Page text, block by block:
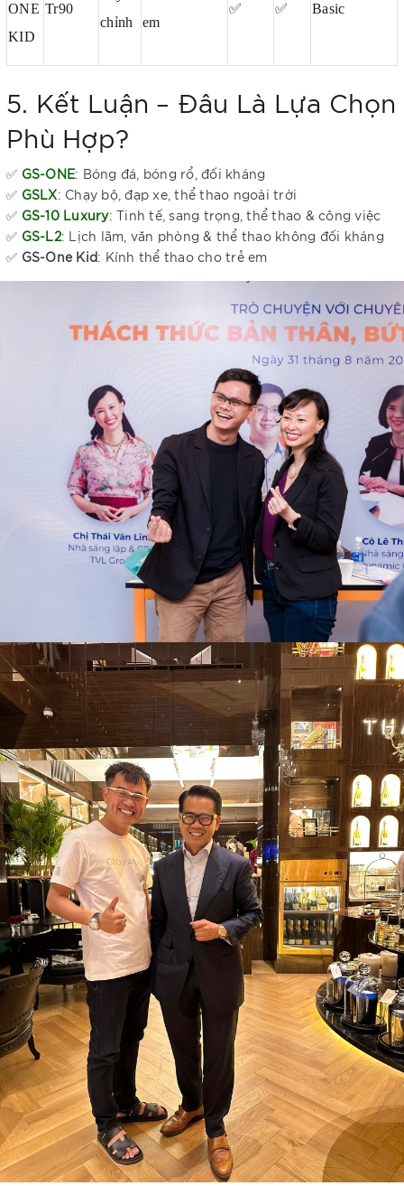
ONE
KID
Tr90
chỉnh
em
✅ ✅ Basic
5. Kết Luận – Đâu Là Lựa Chọn
Phù Hợp?
✅ GS-ONE: Bóng đá, bóng rổ, đối kháng
✅ GSLX: Chạy bộ, đạp xe, thể thao ngoài trời
✅ GS-10 Luxury: Tinh tế, sang trọng, thể thao & công việc
✅ GS-L2: Lịch lãm, văn phòng & thể thao không đối kháng
✅ GS-One Kid: Kính thể thao cho trẻ em